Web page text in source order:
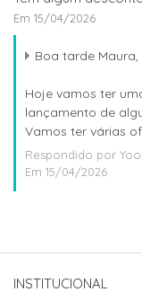
Em 15/04/2026
Boa tarde
Hoje vamos ter
lançamento de
Vamos ter várias
Respondido por Yool
Em 15/04/2026
INSTITUCIONAL